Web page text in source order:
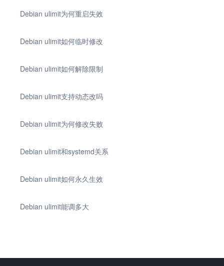
Debian ulimit为何重启失效
Debian ulimit如何临时修改
Debian ulimit如何解除限制
Debian ulimit支持动态改吗
Debian ulimit为何修改失败
Debian ulimit和systemd关系
Debian ulimit如何永久生效
Debian ulimit能调多大